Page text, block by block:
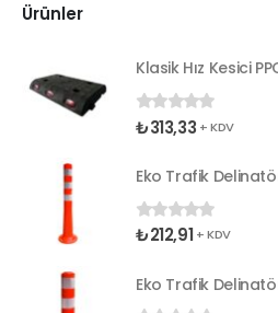
Ürünler
05 üzerinden
₺313,33 + KDV
Eko Trafik
05 üzerinden
₺212,91 + KDV
Eko Trafik